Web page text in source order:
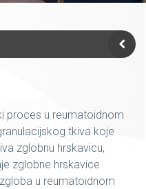
proces u reumatoidnom
tkiva koje
zglobnu hrskavicu,
zglobne hrskavice
u reumatoidnom